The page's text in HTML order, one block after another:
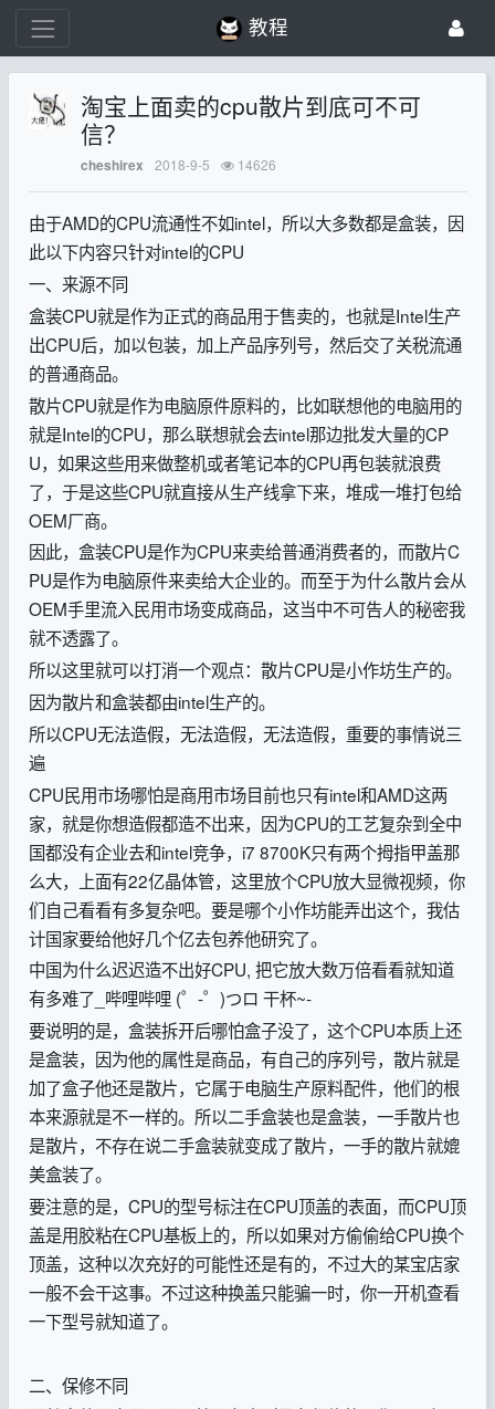
教程
淘宝上面卖的cpu散片到底可不可
信？
cheshirex 2018-9-5 14626
由于AMD的CPU流通性不如intel，所以大多数都是盒装，因
此以下内容只针对intel的CPU
一、来源不同
盒装CPU就是作为正式的商品用于售卖的，也就是Intel生产
出CPU后，加以包装，加上产品序列号，然后交了关税流通
的普通商品。
散片CPU就是作为电脑原件原料的，比如联想他的电脑用的
就是Intel的CPU，那么联想就会去intel那边批发大量的CP
U，如果这些用来做整机或者笔记本的CPU再包装就浪费
了，于是这些CPU就直接从生产线拿下来，堆成一堆打包给
OEM厂商。
因此，盒装CPU是作为CPU来卖给普通消费者的，而散片C
PU是作为电脑原件来卖给大企业的。而至于为什么散片会从
OEM手里流入民用市场变成商品，这当中不可告人的秘密我
就不透露了。
所以这里就可以打消一个观点：散片CPU是小作坊生产的。
因为散片和盒装都由intel生产的。
所以CPU无法造假，无法造假，无法造假，重要的事情说三
遍
CPU民用市场哪怕是商用市场目前也只有intel和AMD这两
家，就是你想造假都造不出来，因为CPU的工艺复杂到全中
国都没有企业去和intel竞争，i7 8700K只有两个拇指甲盖那
么大，上面有22亿晶体管，这里放个CPU放大显微视频，你
们自己看看有多复杂吧。要是哪个小作坊能弄出这个，我估
计国家要给他好几个亿去包养他研究了。
中国为什么迟迟造不出好CPU, 把它放大数万倍看看就知道
有多难了_哔哩哔哩 (゜-゜)つロ 干杯~-
要说明的是，盒装拆开后哪怕盒子没了，这个CPU本质上还
是盒装，因为他的属性是商品，有自己的序列号，散片就是
加了盒子他还是散片，它属于电脑生产原料配件，他们的根
本来源就是不一样的。所以二手盒装也是盒装，一手散片也
是散片，不存在说二手盒装就变成了散片，一手的散片就媲
美盒装了。
要注意的是，CPU的型号标注在CPU顶盖的表面，而CPU顶
盖是用胶粘在CPU基板上的，所以如果对方偷偷给CPU换个
顶盖，这种以次充好的可能性还是有的，不过大的某宝店家
一般不会干这事。不过这种换盖只能骗一时，你一开机查看
一下型号就知道了。
二、保修不同